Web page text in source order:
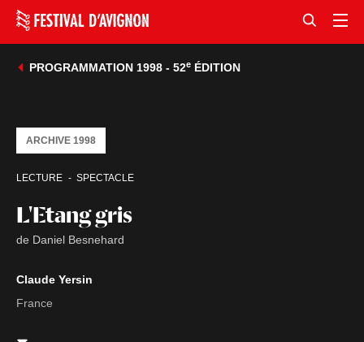
PROGRAMMATION 1998 - 52eÉDITION
L'Etang gris
de Daniel Besnehard
LECTURE SPECTACLE
ARCHIVE 1998
Claude Yersin
France